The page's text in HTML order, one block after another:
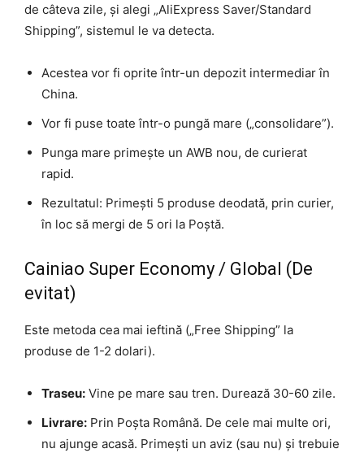
de câteva zile, și alegi „AliExpress Saver/Standard
Shipping”, sistemul le va detecta.
Acestea vor fi oprite într-un depozit intermediar în
China.
Vor fi puse toate într-o pungă mare („consolidare”).
Punga mare primește un AWB nou, de curierat
rapid.
Rezultatul: Primești 5 produse deodată, prin curier,
în loc să mergi de 5 ori la Poștă.
Cainiao Super Economy / Global (De
evitat)
Este metoda cea mai ieftină („Free Shipping” la
produse de 1-2 dolari).
Traseu: Vine pe mare sau tren. Durează 30-60 zile.
Livrare: Prin Poșta Română. De cele mai multe ori,
nu ajunge acasă. Primești un aviz (sau nu) și trebuie